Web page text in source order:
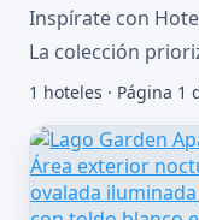
Inspírate con
La colección
1 hoteles · Página 1